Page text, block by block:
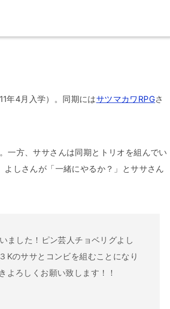
年4月入学）。同期にはサツマカワRPGさ
一方、ササさんは同期とトリオを組んでい
しさんが「一緒にやるか？」とササさん
ました！ピン芸人チョベリグよし
Kのササとコンビを組むことになり
よろしくお願い致します！！